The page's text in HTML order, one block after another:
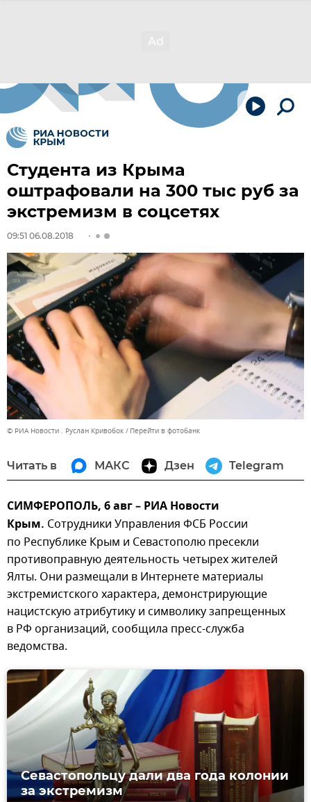
Студента из Крыма
оштрафовали на 300 тыс руб за
экстремизм в соцсетях
09:51 06.08.2018
© РИА Новости . Руслан Кривобок Перейти в фотобанк
Читать в МАКС Дзен Telegram
СИМФЕРОПОЛЬ, 6 авг – РИА Новости
Крым. Сотрудники Управления ФСБ России
по Республике Крым и Севастополю пресекли
противоправную деятельность четырех жителей
Ялты. Они размещали в Интернете материалы
экстремистского характера, демонстрирующие
нацистскую атрибутику и символику запрещенных
в РФ организаций, сообщила пресс-служба
ведомства.
Севастопольцу дали два года колонии
за экстремизм